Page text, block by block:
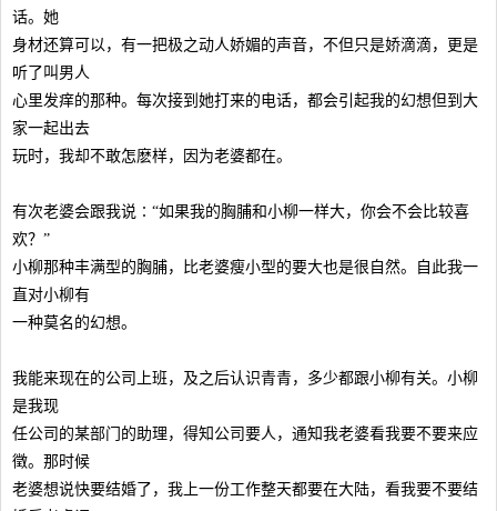
话。她
身材还算可以，有一把极之动人娇媚的声音，不但只是娇滴滴，更是
听了叫男人
心里发痒的那种。每次接到她打来的电话，都会引起我的幻想但到大
家一起出去
玩时，我却不敢怎麽样，因为老婆都在。
有次老婆会跟我说∶“如果我的胸脯和小柳一样大，你会不会比较喜
欢？”
小柳那种丰满型的胸脯，比老婆瘦小型的要大也是很自然。自此我一
直对小柳有
一种莫名的幻想。
我能来现在的公司上班，及之后认识青青，多少都跟小柳有关。小柳
是我现
任公司的某部门的助理，得知公司要人，通知我老婆看我要不要来应
徵。那时候
老婆想说快要结婚了，我上一份工作整天都要在大陆，看我要不要结